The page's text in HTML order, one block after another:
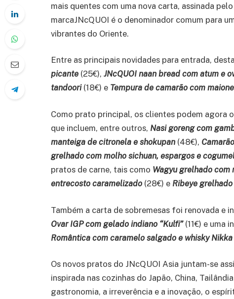
mais quentes com uma nova carta, assinada
marcaJNcQUOI é o denominador comum para
vibrantes do Oriente.
Entre as principais novidades para entrada,
picante (25€), JNcQUOI naan bread com atum e
tandoori(18€) e Tempura de camarão com
Como prato principal, os clientes podem agora
que incluem, entre outros, Nasi goreng com
manteiga de citronela e shokupan (48€),
grelhado com molho sichuan, espargos e
pratos de carne, tais como Wagyu grelhado com
entrecosto caramelizado (28€) e Ribeye
Também a carta de sobremesas foi renovada e
Ovar IGP com gelado indiano “Kulfi”(11€) e uma
Romântica com caramelo salgado e whisky Nikka
Os novos pratos do JNcQUOI Asia juntam-se
inspirada nas cozinhas do Japão, China,
gastronomia, a irreverência e a inovação, o